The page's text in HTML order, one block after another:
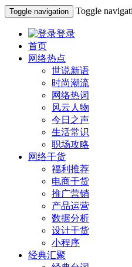
Toggle navigation Toggle
登录
首页
网络热点
世说新语
时尚潮流
网络热词
风云人物
今日之声
生活常识
职场攻略
网络干货
福利推荐
电商干货
推广营销
产品运营
数据分析
设计干货
小程序
经典汇聚